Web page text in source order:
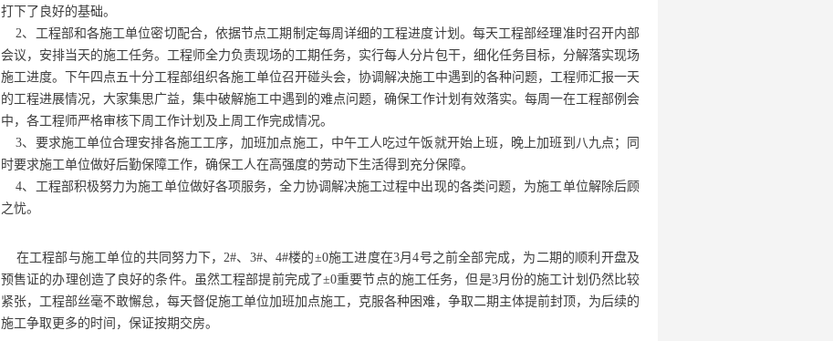
打下了良好的基础。
2、工程部和各施工单位密切配合，依据节点工期制定每周详细的工程进度计划。每天工程部经理准时召开内部
会议，安排当天的施工任务。工程师全力负责现场的工期任务，实行每人分片包干，细化任务目标，分解落实现场
施工进度。下午四点五十分工程部组织各施工单位召开碰头会，协调解决施工中遇到的各种问题，工程师汇报一天
的工程进展情况，大家集思广益，集中破解施工中遇到的难点问题，确保工作计划有效落实。每周一在工程部例会
中，各工程师严格审核下周工作计划及上周工作完成情况。
3、要求施工单位合理安排各施工工序，加班加点施工，中午工人吃过午饭就开始上班，晚上加班到八九点；同
时要求施工单位做好后勤保障工作，确保工人在高强度的劳动下生活得到充分保障。
4、工程部积极努力为施工单位做好各项服务，全力协调解决施工过程中出现的各类问题，为施工单位解除后顾
之忧。
在工程部与施工单位的共同努力下，2#、3#、4#楼的±0施工进度在3月4号之前全部完成，为二期的顺利开盘及
预售证的办理创造了良好的条件。虽然工程部提前完成了±0重要节点的施工任务，但是3月份的施工计划仍然比较
紧张，工程部丝毫不敢懈怠，每天督促施工单位加班加点施工，克服各种困难，争取二期主体提前封顶，为后续的
施工争取更多的时间，保证按期交房。